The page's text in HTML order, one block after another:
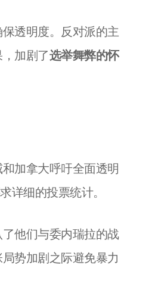
透明度。反对派的主
加剧了选举舞弊的怀
加拿大呼吁全面透明
详细的投票统计。
他们与委内瑞拉的战
势加剧之际避免暴力